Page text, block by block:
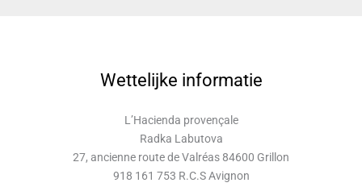
Wettelijke informatie
L’Hacienda provençale
Radka Labutova
27, ancienne route de Valréas 84600 Grillon
918 161 753 R.C.S Avignon